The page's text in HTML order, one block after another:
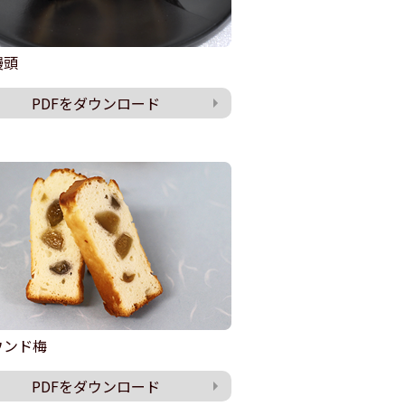
PDFをダウンロード
ド梅
PDFをダウンロード